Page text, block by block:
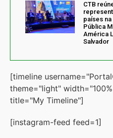
CTB
países na
Pública
América
Salvador
[timeline
theme="light"
title="My Timeline"]
[instagram-feed feed=1]